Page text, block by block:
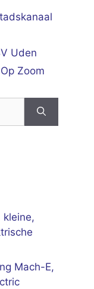
Uden
Zoom
kleine,
Mach-E,